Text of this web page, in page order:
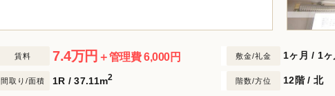
賃料 7.4万円 ＋管理費 6,000円 敷金/礼金 1ヶ月 / 1ヶ
間取り/面積 1R / 37.11m2 階数/方位 12階 / 北